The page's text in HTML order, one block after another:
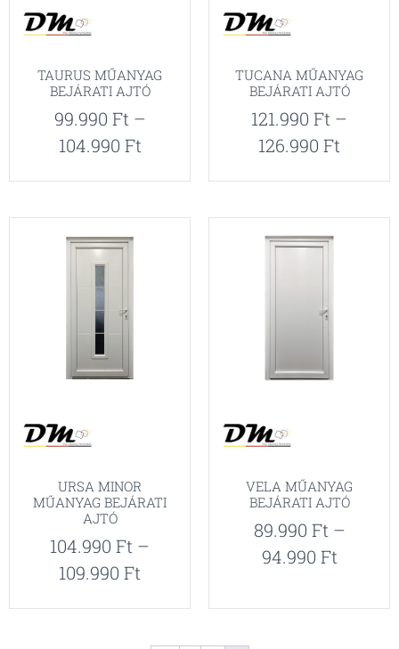
TAURUS MŰANYAG
BEJÁRATI AJTÓ
99.990 Ft –
104.990 Ft
TUCANA MŰANYAG
BEJÁRATI AJTÓ
121.990 Ft –
126.990 Ft
URSA MINOR
MŰANYAG BEJÁRATI
AJTÓ
104.990 Ft –
109.990 Ft
VELA MŰANYAG
BEJÁRATI AJTÓ
89.990 Ft –
94.990 Ft